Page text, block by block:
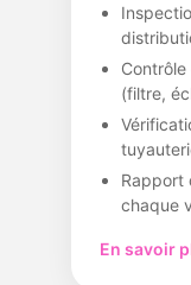
(filtre,
Rapport
chaque
En savoir